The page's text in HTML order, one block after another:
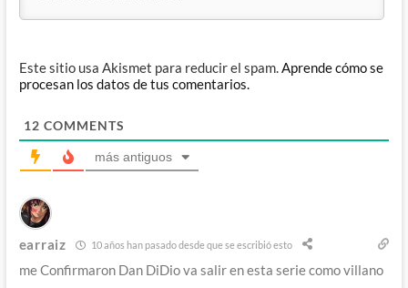
Este sitio usa Akismet para reducir el spam.Aprende cómo se
procesan los datos de tus comentarios.
12 COMMENTS
más antiguos
earraiz 10 años han pasado desde que se escribió esto
me Confirmaron Dan DiDio va salir en esta serie como villano